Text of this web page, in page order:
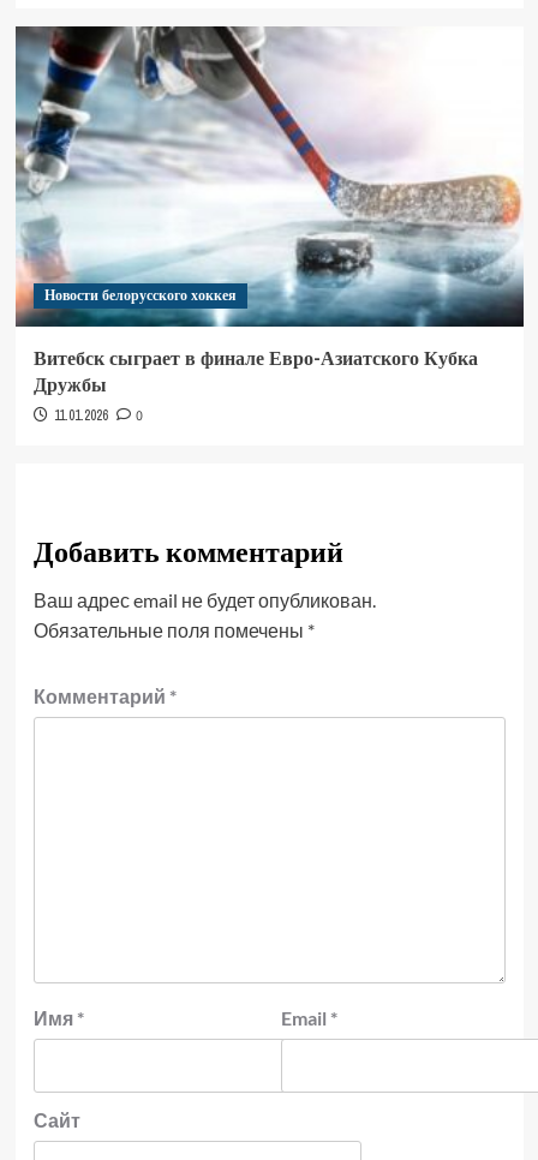
Новости белорусского хоккея
Витебск сыграет в финале Евро-Азиатского Кубка
Дружбы
11.01.2026 0
Добавить комментарий
Ваш адрес email не будет опубликован.
Обязательные поля помечены *
Комментарий *
Имя * Email *
Сайт